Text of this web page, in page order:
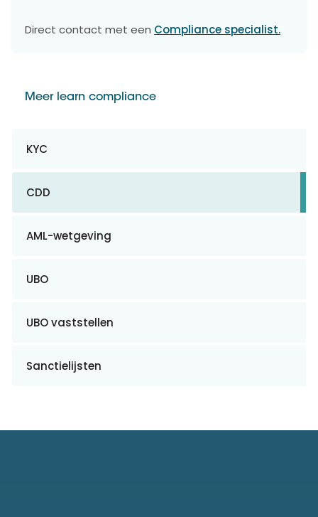
Meer learn compliance
KYC
CDD
AML-wetgeving
UBO
UBO vaststellen
Sanctielijsten
Direct contact met een Compliance specialist.